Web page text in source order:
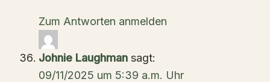
Zum Antworten anmelden
Johnie Laughman sagt:
09/11/2025 um 5:39 a.m. Uhr